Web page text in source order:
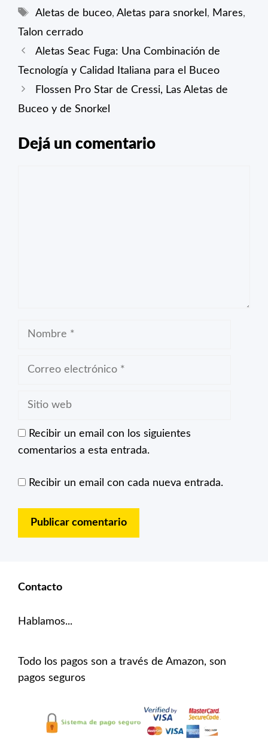
Etiquetas
Aletas de buceo, Aletas para snorkel , Mares,
Talon cerrado
Aletas Seac Fuga: Una Combinación de
Tecnología y Calidad Italiana para el Buceo
Flossen Pro Star de Cressi, Las Aletas de
Buceo y de Snorkel
Dejá un comentario
Recibir un email con los siguientes
comentarios a esta entrada.
Recibir un email con cada nueva entrada.
Contacto
Hablamos...
Todo los pagos son a través de Amazon, son
pagos seguros